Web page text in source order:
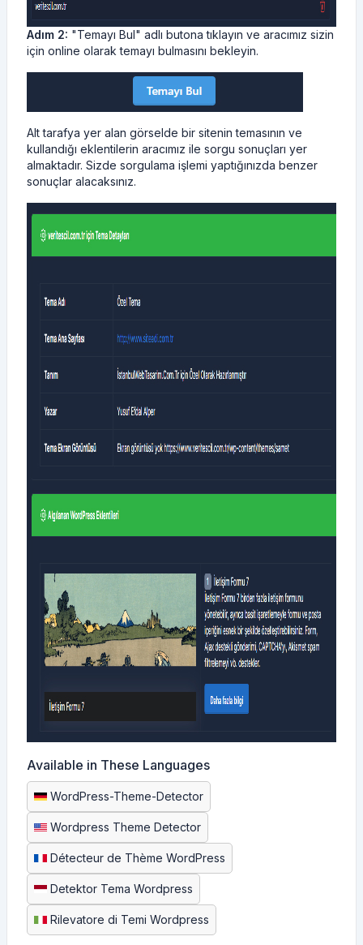
Adım 2: "Temayı Bul" adlı butona tıklayın ve aracımız sizin
için online olarak temayı bulmasını bekleyin.
Alt tarafya yer alan görselde bir sitenin temasının ve
kullandığı eklentilerin aracımız ile sorgu sonuçları yer
almaktadır. Sizde sorgulama işlemi yaptığınızda benzer
sonuçlar alacaksınız.
Available in These Languages
WordPress-Theme-Detector
Wordpress Theme Detector
Détecteur de Thème WordPress
Detektor Tema Wordpress
Rilevatore di Temi Wordpress